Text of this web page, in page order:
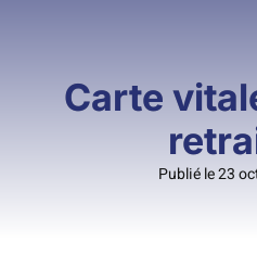
Carte
Publié le 23